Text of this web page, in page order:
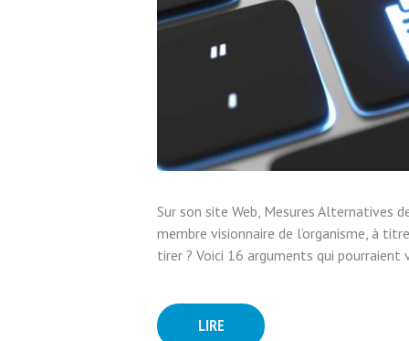
Sur son site Web, Mesures Alternatives
membre visionnaire de l’organisme, à
tirer ? Voici 16 arguments qui pourraient
LIRE